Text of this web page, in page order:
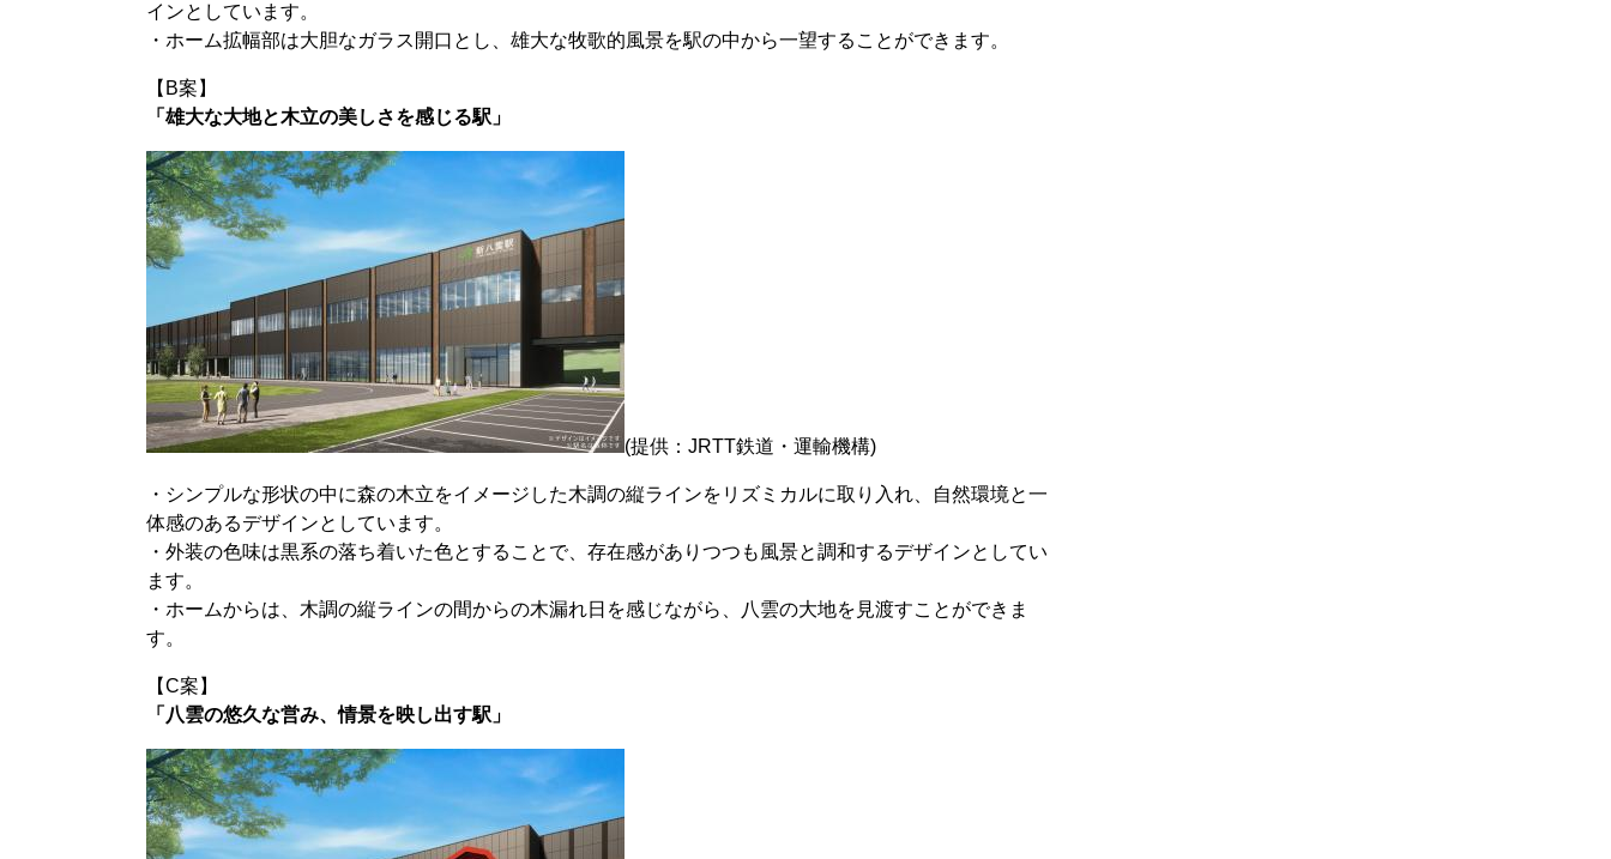
インとしています。
・ホーム拡幅部は大胆なガラス開口とし、雄大な牧歌的風景を駅の中から一望することができます。
【B案】
「雄大な大地と木立の美しさを感じる駅」
(提供：JRTT鉄道・運輸機構)​
・シンプルな形状の中に森の木立をイメージした木調の縦ラインをリズミカルに取り入れ、自然環境と一
体感のあるデザインとしています。
・外装の色味は黒系の落ち着いた色とすることで、存在感がありつつも風景と調和するデザインとしてい
ます。
・ホームからは、木調の縦ラインの間からの木漏れ日を感じながら、八雲の大地を見渡すことができま
す。
【C案】
「八雲の悠久な営み、情景を映し出す駅」